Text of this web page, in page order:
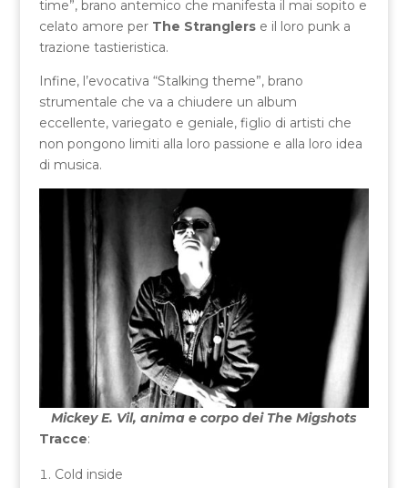
time”, brano antemico che manifesta il mai sopito e
celato amore per The Stranglerse il loro punk a
trazione tastieristica.
Infine, l’evocativa “Stalking theme”, brano
strumentale che va a chiudere un album
eccellente, variegato e geniale, figlio di artisti che
non pongono limiti alla loro passione e alla loro idea
di musica.
Mickey E. Vil, anima e corpo dei The Migshots
Tracce:
Cold inside